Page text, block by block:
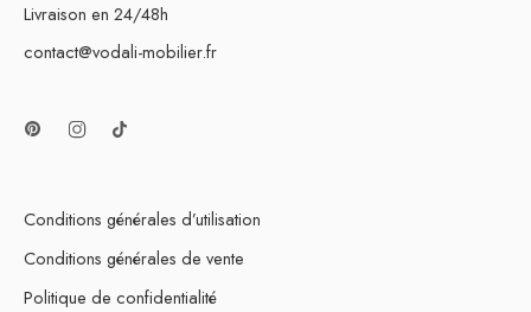
Livraison en 24/48h
contact@vodali-mobilier.fr
Conditions générales d’utilisation
Conditions générales de vente
Politique de confidentialité